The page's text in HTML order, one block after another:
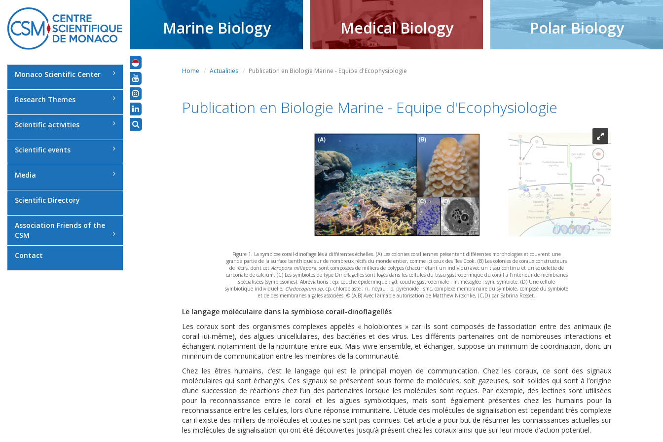
Monaco Scientific Center
Research Themes
Scientific activities
Scientific events
Media
Scientific Directory
Association Friends of the
CSM
Contact
Marine Biology Medical Biology Polar Biology
Home Actualities Publication en Biologie Marine - Equipe d'Ecophysiologie
Publication en Biologie Marine - Equipe d'Ecophysiologie
Figure 1. La symbiose corail-dinoflagellés à différentes échelles. (A) Les colonies coralliennes présentent différentes morphologies et couvrent une
grande partie de la surface benthique sur de nombreux récifs du monde entier, comme ici ceux des îles Cook. (B) Les colonies de coraux constructeurs
de récifs, dont cet Acropora millepora, sont composées de milliers de polypes (chacun étant un individu) avec un tissu continu et un squelette de
carbonate de calcium. (C) Les symbiotes de type Dinoflagellés sont logés dans les cellules du tissu gastrodermique du corail à l'intérieur de membranes
spécialisées (symbiosomes). Abréviations : ep, couche épidermique ; gd, couche gastrodermale ; m, mésoglée ; sym, symbiote. (D) Une cellule
symbiotique individuelle, Cladocopium sp. cp, chloroplaste ; n, noyau ; p, pyrénoïde ; smc, complexe membranaire du symbiote, composé du symbiote
et de des membranes algales associées. © (A,B) Avec l'aimable autorisation de Matthew Nitschke, (C,D) par Sabrina Rosset.
Le langage moléculaire dans la symbiose corail-dinoflagellés
Les coraux sont des organismes complexes appelés « holobiontes » car ils sont composés de l’association entre des animaux (le
corail lui-même), des algues unicellulaires, des bactéries et des virus. Les différents partenaires ont de nombreuses interactions et
échangent notamment de la nourriture entre eux. Mais vivre ensemble, et échanger, suppose un minimum de coordination, donc un
minimum de communication entre les membres de la communauté.
Chez les êtres humains, c’est le langage qui est le principal moyen de communication. Chez les coraux, ce sont des signaux
moléculaires qui sont échangés. Ces signaux se présentent sous forme de molécules, soit gazeuses, soit solides qui sont à l’origine
d’une succession de réactions chez l’un des partenaires lorsque les molécules sont reçues. Par exemple, des lectines sont utilisées
pour la reconnaissance entre le corail et les algues symbiotiques, mais sont également présentes chez les humains pour la
reconnaissance entre les cellules, lors d’une réponse immunitaire. L’étude des molécules de signalisation est cependant très complexe
car il existe des milliers de molécules et toutes ne sont pas connues. Cet article a pour but de résumer les connaissances actuelles sur
les molécules de signalisation qui ont été découvertes jusqu’à présent chez les coraux ainsi que sur leur mode d’action potentiel.